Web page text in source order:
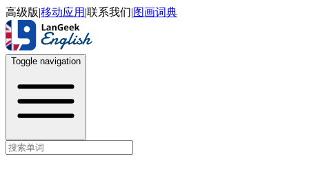
高级版|移动应用 |联系我们|图画词典
Toggle navigation